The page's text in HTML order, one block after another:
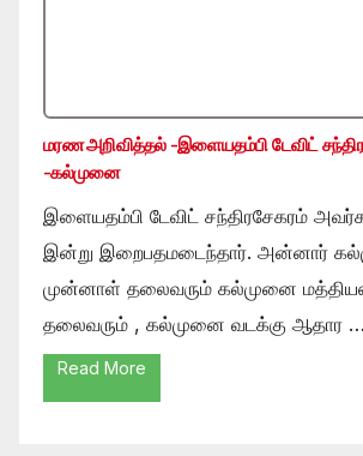
மரண அறிவித்தல் -இளையதம்பி டேவிட்
-கல்முனை
இளையதம்பி டேவிட் சந்திரசேகரம்
இன்று இறைபதமடைந்தார். அன்னார்
முன்னாள் தலைவரும் கல்முனை
தலைவரும் , கல்முனை வடக்கு ஆதார …
Read More